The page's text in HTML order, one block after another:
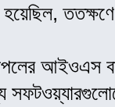
হয়েছিল,
আইওএস বা